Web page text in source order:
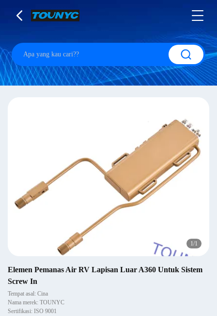
1/1
Elemen Pemanas Air RV Lapisan Luar A360 Untuk Sistem
Screw In
Tempat asal: Cina
Nama merek: TOUNYC
Sertifikasi: ISO 9001